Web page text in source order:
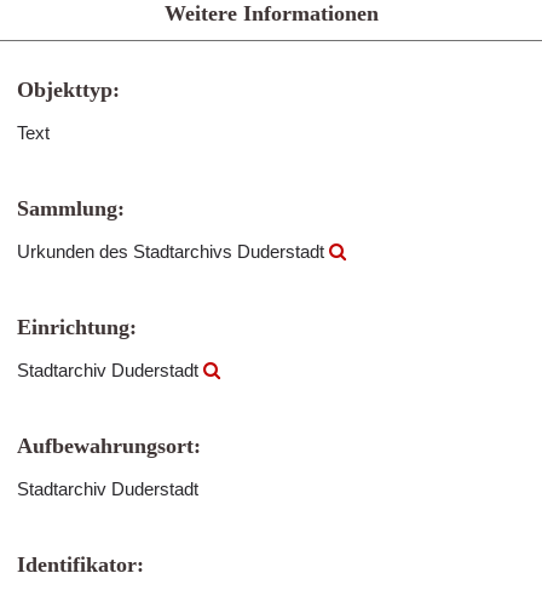
Weitere Informationen
Objekttyp:
Text
Sammlung:
Urkunden des Stadtarchivs Duderstadt
Einrichtung:
Stadtarchiv Duderstadt
Aufbewahrungsort:
Stadtarchiv Duderstadt
Identifikator: